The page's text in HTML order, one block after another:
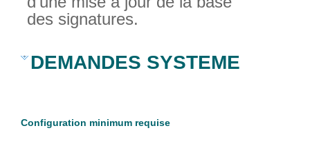
des signatures.
DEMANDES SYSTEME
Configuration minimum requise